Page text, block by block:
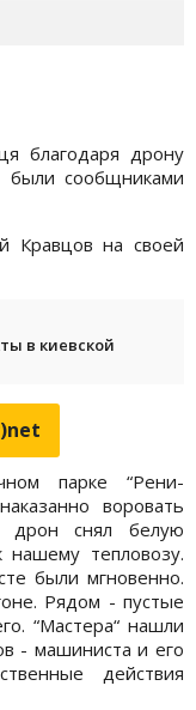
благодаря дрону
были сообщниками
Кравцов на своей
в киевской
парке “Рени-
воровать
дрон снял белую
нашему тепловозу.
были мгновенно.
Рядом - пустые
“Мастера“ нашли
- машиниста и его
действия